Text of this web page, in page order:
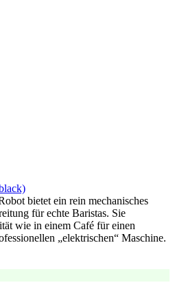
bietet ein rein mechanisches
für echte Baristas. Sie
wie in einem Café für einen
„elektrischen“ Maschine.